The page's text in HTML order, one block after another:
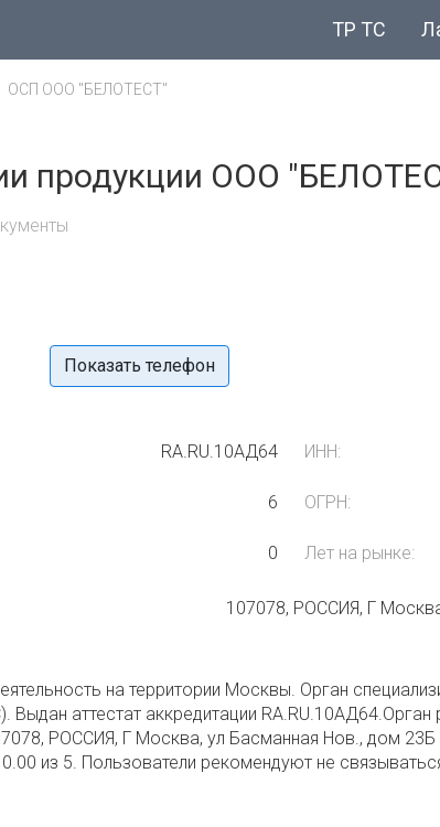
ТР ТС
ОСП ООО "БЕЛОТЕСТ"
продукции ООО
Показать телефон
RA.RU.10АД64
6
0
ИНН:
ОГРН:
Лет на рынке:
107078, РОССИЯ, Г
на территории Москвы. Орган
Выдан аттестат аккредитации
РОССИЯ, Г Москва, ул Басманная Нов., дом
из 5. Пользователи рекомендуют не